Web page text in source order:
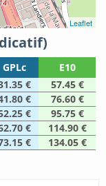
Leaflet
GPLc
E10
€
57.45 €
€
76.60 €
€
95.75 €
€
114.90 €
€ 134.05 €